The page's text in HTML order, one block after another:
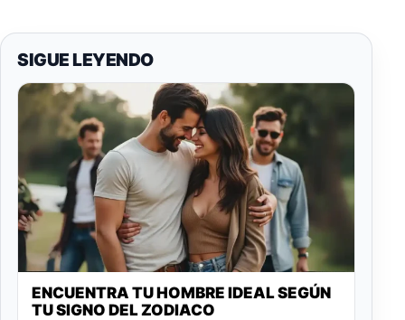
SIGUE LEYENDO
ENCUENTRA TU HOMBRE IDEAL SEGÚN
TU SIGNO DEL ZODIACO